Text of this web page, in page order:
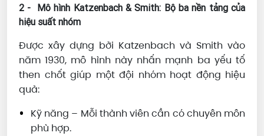
2 - Mô hình Katzenbach & Smith: Bộ ba nền tảng của
hiệu suất nhóm
Được xây dựng bởi Katzenbach và Smith vào
năm 1930, mô hình này nhấn mạnh ba yếu tố
then chốt giúp một đội nhóm hoạt động hiệu
quả:
Kỹ năng – Mỗi thành viên cần có chuyên môn
phù hợp.